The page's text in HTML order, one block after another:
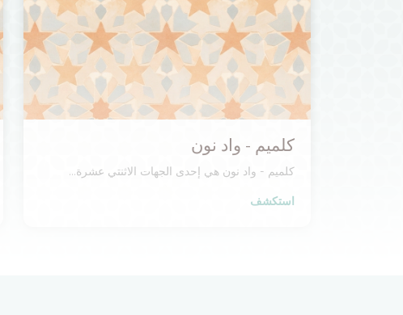
كلميم - واد نون
كلميم - واد نون هي إحدى الجهات الاثنتي عشرة...
استكشف